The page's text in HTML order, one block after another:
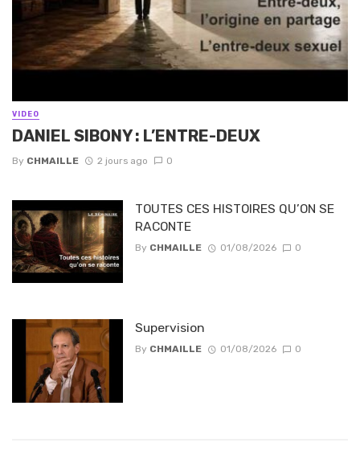
VIDEO
DANIEL SIBONY : L’ENTRE-DEUX
By CHMAILLE 2 jours ago 0
TOUTES CES HISTOIRES QU’ON SE
RACONTE
By CHMAILLE 01/08/2026 0
Supervision
By CHMAILLE 01/08/2026 0